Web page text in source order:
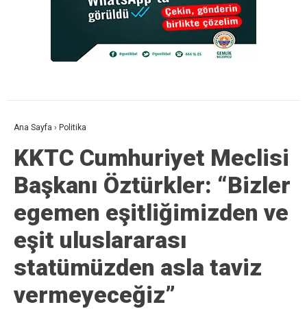
Ana Sayfa › Politika
KKTC Cumhuriyet Meclisi
Başkanı Öztürkler: “Bizler
egemen eşitliğimizden ve
eşit uluslararası
statümüzden asla taviz
vermeyeceğiz”